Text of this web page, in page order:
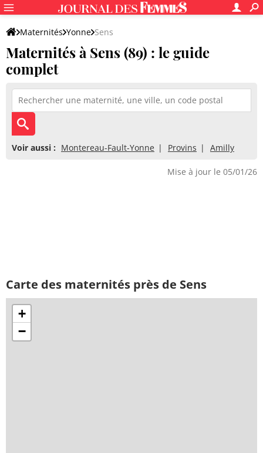
Maternités Yonne Sens
Maternités à Sens (89) : le guide
complet
Voir aussi : Montereau-Fault-Yonne Provins Amilly
Mise à jour le 05/01/26
Carte des maternités près de Sens
+
−